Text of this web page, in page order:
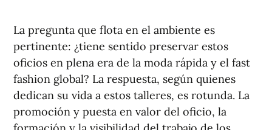
La pregunta que flota en el ambiente es
pertinente: ¿tiene sentido preservar estos
oficios en plena era de la moda rápida y el fast
fashion global? La respuesta, según quienes
dedican su vida a estos talleres, es rotunda. La
promoción y puesta en valor del oficio, la